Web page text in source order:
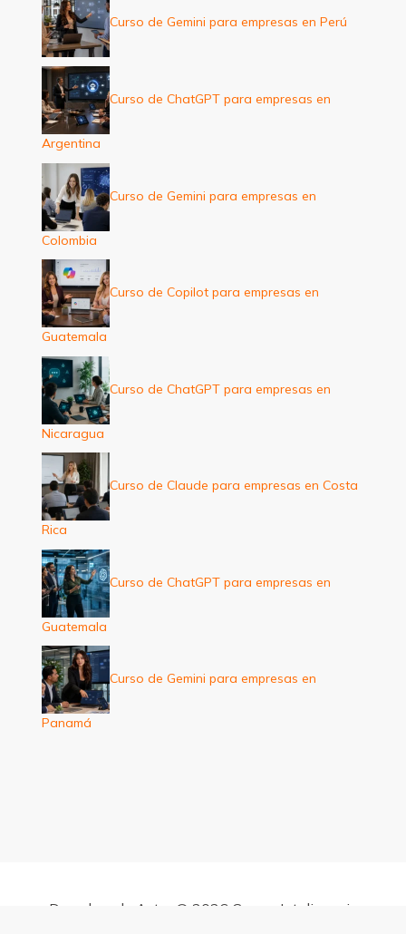
Curso de Gemini para empresas en Perú
Curso de ChatGPT para empresas en
Argentina
Curso de Gemini para empresas en
Colombia
Curso de Copilot para empresas en
Guatemala
Curso de ChatGPT para empresas en
Nicaragua
Curso de Claude para empresas en Costa
Rica
Curso de ChatGPT para empresas en
Guatemala
Curso de Gemini para empresas en
Panamá
Derechos de Autor © 2026 Cursos Inteligencia